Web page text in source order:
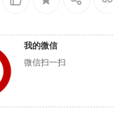
我的微信
微信扫一扫